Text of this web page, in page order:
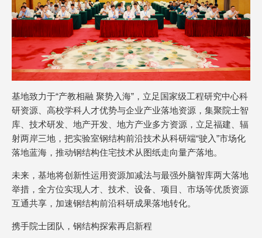
基地致力于“产教相融 聚势入海”，立足国家级工程研究中心科
研资源、高校学科人才优势与企业产业落地资源，集聚院士智
库、技术研发、地产开发、地方产业多方资源，立足福建、辐
射两岸三地，把实验室钢结构前沿技术从科研端“驶入”市场化
落地蓝海，推动钢结构住宅技术从图纸走向量产落地。
未来，基地将创新性运用资源加减法与最强外脑智库两大落地
举措，全方位实现人才、技术、设备、项目、市场等优质资源
互通共享，加速钢结构前沿科研成果落地转化。
携手院士团队，钢结构探索再启新程